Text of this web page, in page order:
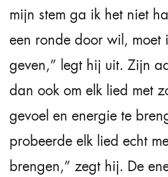
mijn stem ga ik het niet
een ronde door wil, moet
geven,” legt hij uit. Zijn
dan ook om elk lied met
gevoel en energie te
probeerde elk lied echt
brengen,” zegt hij. De